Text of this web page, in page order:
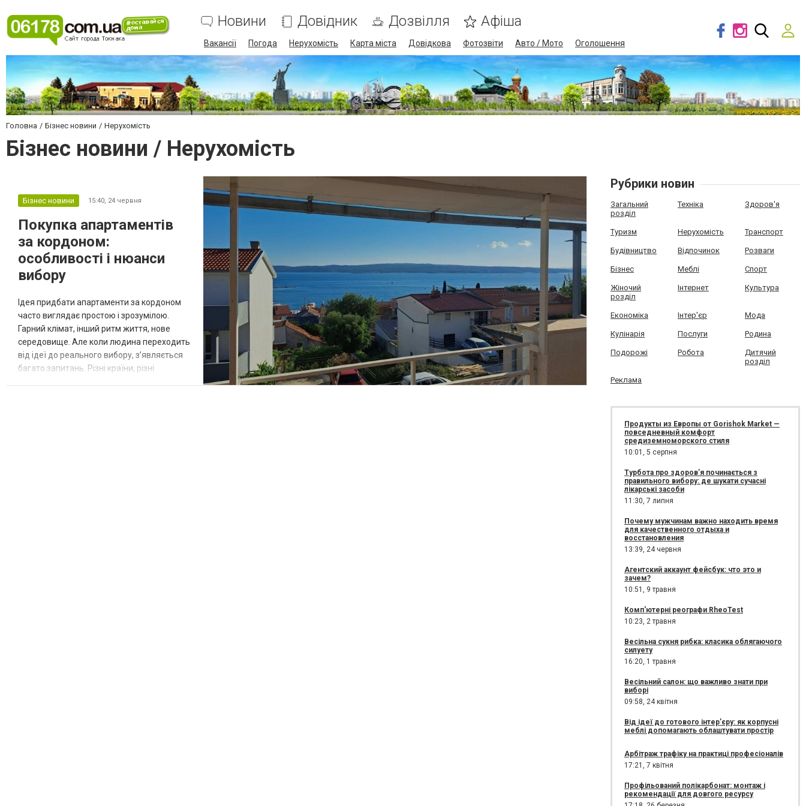
Новини Довідник Дозвілля Афіша
Вакансії Погода Нерухомість Карта міста Довідкова Фотозвіти Авто / Мото Оголошення
Головна Бізнес новини Нерухомість
Бізнес новини / Нерухомість
Бізнес новини 15:40, 24 червня
Покупка апартаментів
за кордоном:
особливості і нюанси
вибору
Ідея придбати апартаменти за кордоном
часто виглядає простою і зрозумілою.
Гарний клімат, інший ритм життя, нове
середовище. Але коли людина переходить
від ідеї до реального вибору, з’являється
багато запитань. Різні країни, різні
Рубрики новин
Загальний
розділ
Техніка Здоров'я
Туризм Нерухомість Транспорт
Будівництво Відпочинок Розваги
Бізнес Меблі Спорт
Жіночий
розділ
Інтернет Культура
Економіка Інтер'єр Мода
Кулінарія Послуги Родина
Подорожі Робота
Дитячий
розділ
Реклама
Продукты из Европы от Gorishok Market —
повседневный комфорт
средиземноморского стиля
10:01, 5 серпня
Турбота про здоров’я починається з
правильного вибору: де шукати сучасні
лікарські засоби
11:30, 7 липня
Почему мужчинам важно находить время
для качественного отдыха и
восстановления
13:39, 24 червня
Агентский аккаунт фейсбук: что это и
зачем?
10:51, 9 травня
Комп'ютерні реографи RheoTest
10:23, 2 травня
Весільна сукня рибка: класика облягаючого
силуету
16:20, 1 травня
Весільний салон: що важливо знати при
виборі
09:58, 24 квітня
Від ідеї до готового інтер’єру: як корпусні
меблі допомагають облаштувати простір
Арбітраж трафіку на практиці професіоналів
17:21, 7 квітня
Профільований полікарбонат: монтаж і
рекомендації для довгого ресурсу